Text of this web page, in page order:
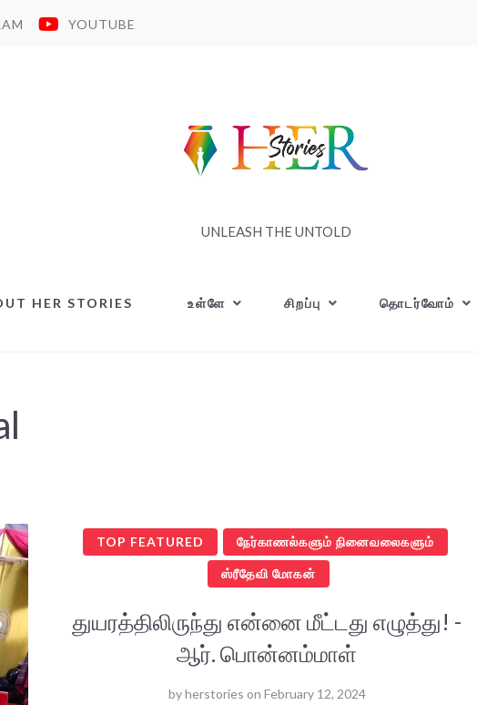
YOUTUBE
UNLEASH THE UNTOLD
HER STORIES உள்ளே சிறப்பு தொடர்வோம்
TOP FEATURED நேர்காணல்களும் நினைவலைகளும்
ஸ்ரீதேவி மோகன்
துயரத்திலிருந்து என்னை மீட்டது எழுத்து! -
ஆர். பொன்னம்மாள்
byherstories on February 12, 2024